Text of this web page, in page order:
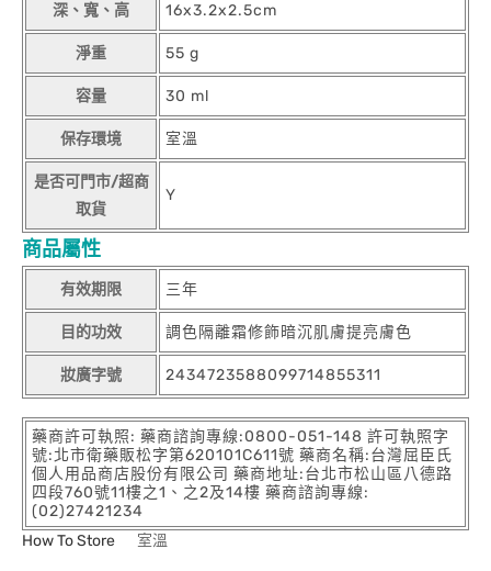
深、寬、高 16x3.2x2.5cm
淨重 55 g
容量 30 ml
保存環境 室溫
是否可門市/超商
取貨
Y
商品屬性
有效期限 三年
目的功效 調色隔離霜修飾暗沉肌膚提亮膚色
妝廣字號 2434723588099714855311
藥商許可執照: 藥商諮詢專線:0800-051-148 許可執照字
號:北市衛藥販松字第620101C611號 藥商名稱:台灣屈臣氏
個人用品商店股份有限公司 藥商地址:台北市松山區八德路
四段760號11樓之1、之2及14樓 藥商諮詢專線:
(02)27421234
How To Store
室溫